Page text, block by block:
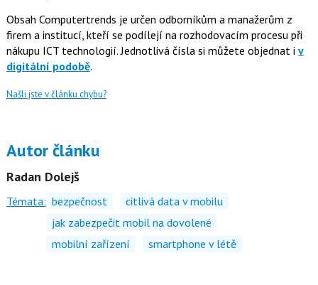
Obsah Computertrends je určen odborníkům a manažerům z
firem a institucí, kteří se podílejí na rozhodovacím procesu při
nákupu ICT technologií. Jednotlivá čísla si můžete objednat i v
digitální podobě.
Našli jste v článku chybu?
Autor článku
Radan Dolejš
Témata: bezpečnost
citlivá data v mobilu
jak zabezpečit mobil na dovolené
mobilní zařízení
smartphone v létě